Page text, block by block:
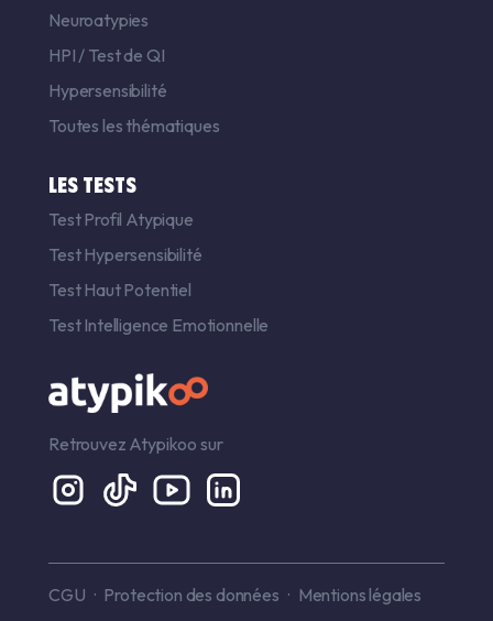
Neuroatypies
HPI / Test de QI
Hypersensibilité
Toutes les thématiques
LES TESTS
Test Profil Atypique
Test Hypersensibilité
Test Haut Potentiel
Test Intelligence Emotionnelle
Retrouvez Atypikoo sur
CGU Protection des données Mentions légales